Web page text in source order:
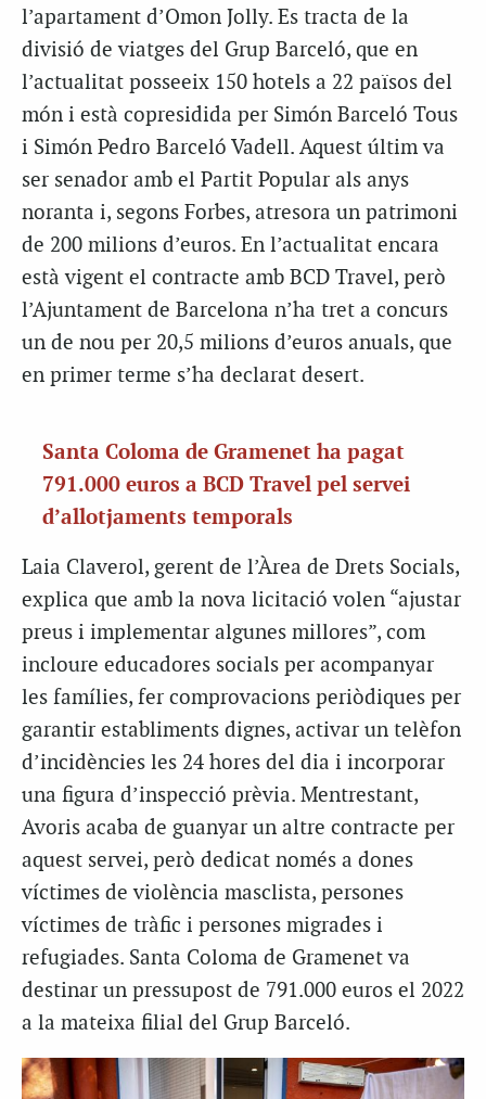
l’apartament d’Omon Jolly. Es tracta de la
divisió de viatges del Grup Barceló, que en
l’actualitat posseeix 150 hotels a 22 països del
món i està copresidida per Simón Barceló Tous
i Simón Pedro Barceló Vadell. Aquest últim va
ser senador amb el Partit Popular als anys
noranta i, segons Forbes, atresora un patrimoni
de 200 milions d’euros. En l’actualitat encara
està vigent el contracte amb BCD Travel, però
l’Ajuntament de Barcelona n’ha tret a concurs
un de nou per 20,5 milions d’euros anuals, que
en primer terme s’ha declarat desert.
Santa Coloma de Gramenet ha pagat
791.000 euros a BCD Travel pel servei
d’allotjaments temporals
Laia Claverol, gerent de l’Àrea de Drets Socials,
explica que amb la nova licitació volen “ajustar
preus i implementar algunes millores”, com
incloure educadores socials per acompanyar
les famílies, fer comprovacions periòdiques per
garantir establiments dignes, activar un telèfon
d’incidències les 24 hores del dia i incorporar
una figura d’inspecció prèvia. Mentrestant,
Avoris acaba de guanyar un altre contracte per
aquest servei, però dedicat només a dones
víctimes de violència masclista, persones
víctimes de tràfic i persones migrades i
refugiades. Santa Coloma de Gramenet va
destinar un pressupost de 791.000 euros el 2022
a la mateixa filial del Grup Barceló.